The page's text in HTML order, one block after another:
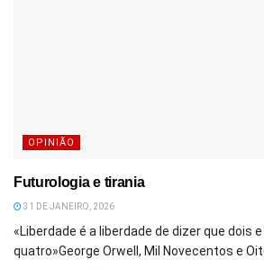
OPINIÃO
Futurologia e tirania
31 DE JANEIRO, 2026
«Liberdade é a liberdade de dizer que dois
quatro»George Orwell, Mil Novecentos e